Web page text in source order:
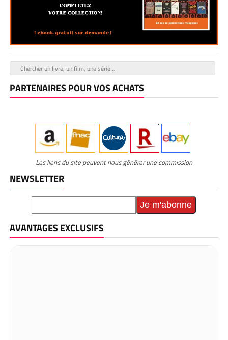
PARTENAIRES POUR VOS ACHATS
Les liens du site peuvent nous générer une commission
NEWSLETTER
AVANTAGES EXCLUSIFS